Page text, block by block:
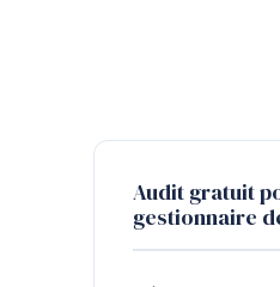
Audit gratuit
gestionnaire